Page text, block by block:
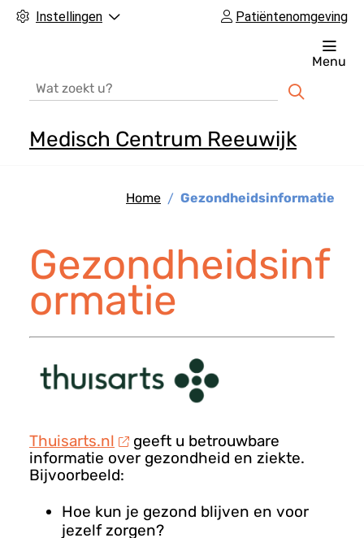
Instellingen Patiëntenomgeving
Medisch Centrum Reeuwijk
d
m
e
n
u
Menu
Home Gezondheidsinformatie
Gezondheidsinf
ormatie
Thuisarts.nl
geeft u betrouwbare
informatie over gezondheid en ziekte.
Bijvoorbeeld:
Hoe kun je gezond blijven en voor
jezelf zorgen?